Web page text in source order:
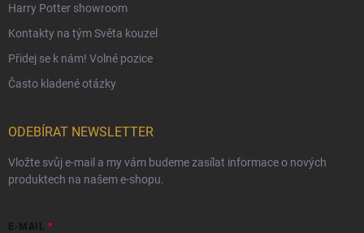
Harry Potter showroom
Kontakty na tým Světa kouzel
Přidej se k nám! Volné pozice
Často kladené otázky
ODEBÍRAT NEWSLETTER
Vložte svůj e-mail a my vám budeme zasílat informace o nových
produktech na našem e-shopu.
E-MAIL